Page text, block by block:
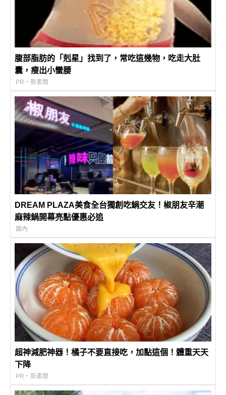
腹部脂肪的「剋星」找到了，常吃這幾物，吃走大肚
囊，瘦出小蠻腰
PR・新素簡
DREAM PLAZA美食全台獨創吃鍋交友！椒朋友辛潮
麻辣鍋開幕亮點優惠必追
國內
超神減肥神器！橘子不要直接吃，加點這個！體重天天
下降
PR・新素簡